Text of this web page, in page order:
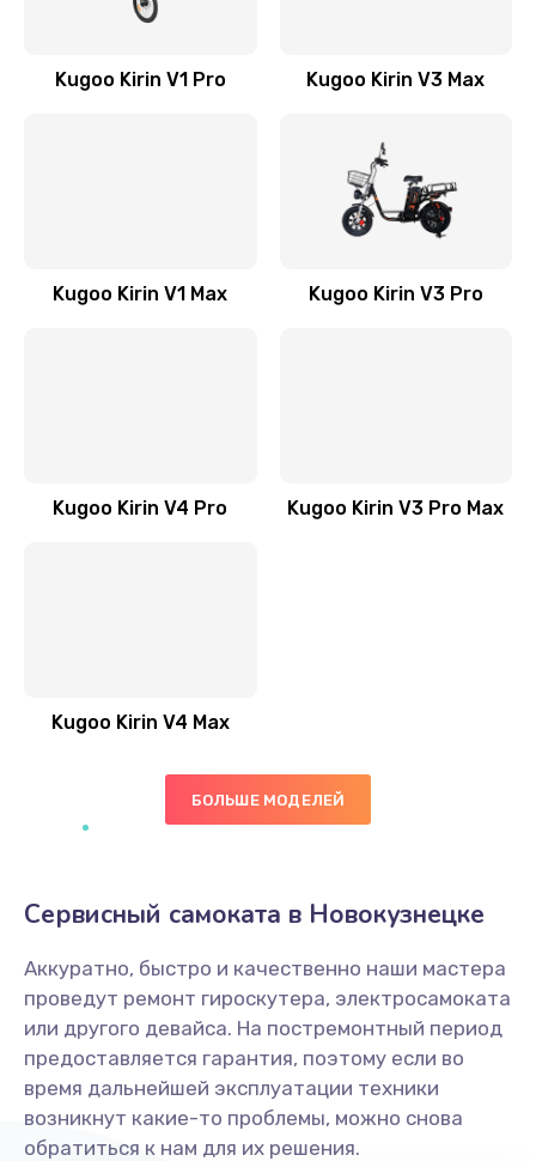
Kugoo Kirin V1 Pro Kugoo Kirin V3 Max
Kugoo Kirin V1 Max Kugoo Kirin V3 Pro
Kugoo Kirin V4 Pro Kugoo Kirin V3 Pro Max
Kugoo Kirin V4 Max
БОЛЬШЕ МОДЕЛЕЙ
Сервисный самоката в Новокузнецке
Аккуратно, быстро и качественно наши мастера
проведут ремонт гироскутера, электросамоката
или другого девайса. На постремонтный период
предоставляется гарантия, поэтому если во
время дальнейшей эксплуатации техники
возникнут какие-то проблемы, можно снова
обратиться к нам для их решения.